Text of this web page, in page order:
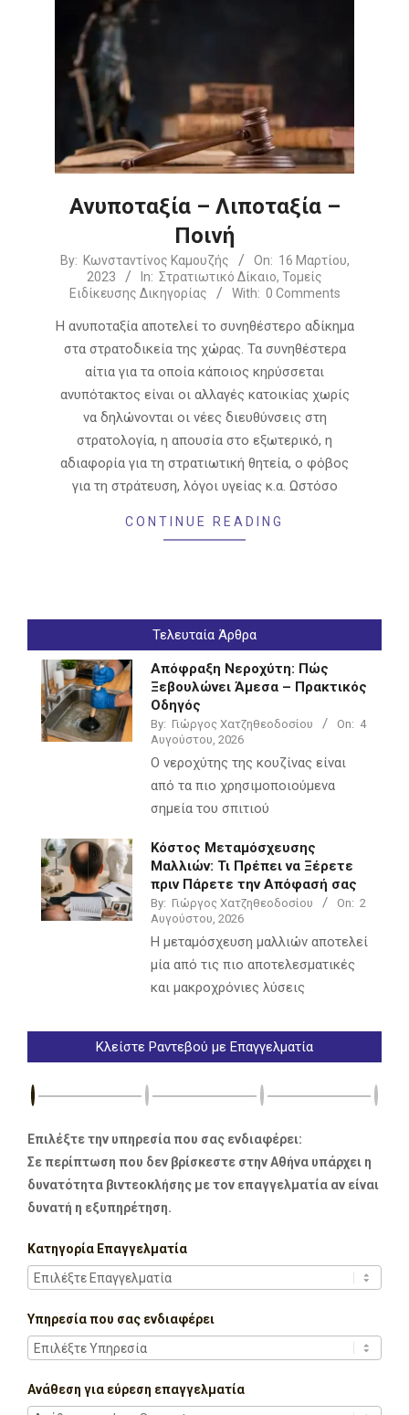
Ανυποταξία – Λιποταξία –
Ποινή
2023-
By: Κωνσταντίνος Καμουζής On: 16 Μαρτίου,
2023
In: Στρατιωτικό Δίκαιο, Τομείς
Ειδίκευσης Δικηγορίας
With: 0 Comments
Η ανυποταξία αποτελεί το συνηθέστερο αδίκημα
στα στρατοδικεία της χώρας. Τα συνηθέστερα
αίτια για τα οποία κάποιος κηρύσσεται
ανυπότακτος είναι οι αλλαγές κατοικίας χωρίς
να δηλώνονται οι νέες διευθύνσεις στη
στρατολογία, η απουσία στο εξωτερικό, η
αδιαφορία για τη στρατιωτική θητεία, ο φόβος
για τη στράτευση, λόγοι υγείας κ.α. Ωστόσο
CONTINUE READING
Τελευταία Άρθρα
Απόφραξη Νεροχύτη: Πώς
Ξεβουλώνει Άμεσα – Πρακτικός
Οδηγός
By: Γιώργος Χατζηθεοδοσίου On: 4
Αυγούστου, 2026
Ο νεροχύτης της κουζίνας είναι
από τα πιο χρησιμοποιούμενα
σημεία του σπιτιού
Κόστος Μεταμόσχευσης
Μαλλιών: Τι Πρέπει να Ξέρετε
πριν Πάρετε την Απόφασή σας
By: Γιώργος Χατζηθεοδοσίου On: 2
Αυγούστου, 2026
Η μεταμόσχευση μαλλιών αποτελεί
μία από τις πιο αποτελεσματικές
και μακροχρόνιες λύσεις
Κλείστε Ραντεβού με Επαγγελματία
Επιλέξτε την υπηρεσία που σας ενδιαφέρει:
Σε περίπτωση που δεν βρίσκεστε στην Αθήνα υπάρχει η
δυνατότητα βιντεοκλήσης με τον επαγγελματία αν είναι
δυνατή η εξυπηρέτηση.
Κατηγορία Επαγγελματία
Υπηρεσία που σας ενδιαφέρει
Ανάθεση για εύρεση επαγγελματία